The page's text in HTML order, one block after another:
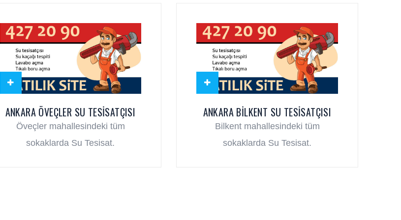
ANKARA ÖVEÇLER SU TESISATÇISI
Öveçler mahallesindeki tüm
sokaklarda Su Tesisat.
ANKARA BILKENT SU TESISATÇISI
Bilkent mahallesindeki tüm
sokaklarda Su Tesisat.